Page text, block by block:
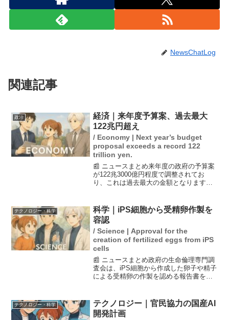
NewsChatLog
関連記事
政治
経済｜来年度予算案、過去最大
122兆円超え
/ Economy | Next year’s budget
proposal exceeds a record 122
trillion yen.
📰 ニュースまとめ来年度の政府の予算案
が122兆3000億円程度で調整されてお
り、これは過去最大の金額となります。
財政状況を反映しており、国債の増加が
懸念されてい...
テクノロジー・科学
科学｜iPS細胞から受精卵作製を
容認
/ Science | Approval for the
creation of fertilized eggs from iPS
cells
📰 ニュースまとめ政府の生命倫理専門調
査会は、iPS細胞から作成した卵子や精子
による受精卵の作製を認める報告書を取
し、人や動物の子宮への移植は禁止され
る。政府はこの報告...
テクノロジー・科学
テクノロジー｜官民協力の国産AI
開発計画